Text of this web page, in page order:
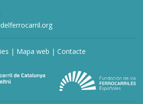
| Mapa web | Contacte